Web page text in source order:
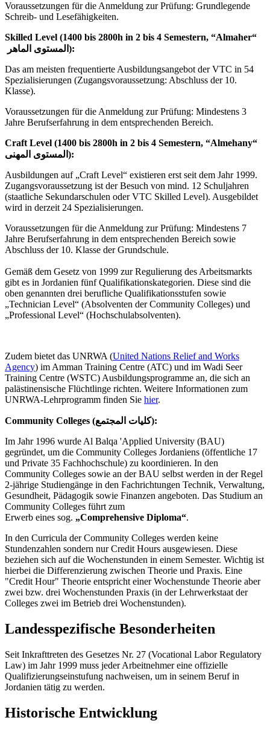
Voraussetzungen für die Anmeldung zur Prüfung: Grundlegende
Schreib- und Lesefähigkeiten.
Skilled Level (1400 bis 2800h in 2 bis 4 Semestern, “Almaher“
المستوى الماهر):
Das am meisten frequentierte Ausbildungsangebot der VTC in 54
Spezialisierungen (Zugangsvoraussetzung: Abschluss der 10.
Klasse).
Voraussetzungen für die Anmeldung zur Prüfung: Mindestens 3
Jahre Berufserfahrung in dem entsprechenden Bereich.
Craft Level (1400 bis 2800h in 2 bis 4 Semestern, “Almehany“
المستوى المهنى):
Ausbildungen auf „Craft Level“ existieren erst seit dem Jahr 1999.
Zugangsvoraussetzung ist der Besuch von mind. 12 Schuljahren
(staatliche Sekundarschulen oder VTC Skilled Level). Ausgebildet
wird in derzeit 24 Spezialisierungen.
Voraussetzungen für die Anmeldung zur Prüfung: Mindestens 7
Jahre Berufserfahrung in dem entsprechenden Bereich sowie
Abschluss der 10. Klasse der Grundschule.
Gemäß dem Gesetz von 1999 zur Regulierung des Arbeitsmarkts
gibt es in Jordanien fünf Qualifikationskategorien. Diese sind die
oben genannten drei berufliche Qualifikationsstufen sowie
„Technician Level“ (Absolventen der Community Colleges) und
„Professional Level“ (Hochschulabsolventen).
Zudem bietet das UNRWA (United Nations Relief and Works
Agency) im Amman Training Centre (ATC) und im Wadi Seer
Training Centre (WSTC) Ausbildungsprogramme an, die sich an
palästinensische Flüchtlinge richten. Weitere Informationen zum
UNRWA-Lehrprogramm finden Sie hier.
Community Colleges (كليات المجتمع):
Im Jahr 1996 wurde Al Balqa 'Applied University (BAU)
gegründet, um die Community Colleges Jordaniens (öffentliche 17
und Private 35 Fachhochschule) zu koordinieren. In den
Community Colleges sowie an der BAU selbst werden in der Regel
2-jährige Studiengänge in den Fachrichtungen Technik, Verwaltung,
Gesundheit, Pädagogik sowie Finanzen angeboten. Das Studium an
Community Colleges führt zum
Erwerb eines sog. „Comprehensive Diploma“.
In den Curricula der Community Colleges werden keine
Stundenzahlen sondern nur Credit Hours ausgewiesen. Diese
beziehen sich auf die Wochenstunden in einem Semester. Wichtig ist
hierbei die Differenzierung zwischen Theorie und Praxis. Eine
"Credit Hour" Theorie entspricht einer Wochenstunde Theorie aber
zwei bzw. drei Wochenstunden Praxis (in der Lehrwerkstaat der
Colleges zwei im Betrieb drei Wochenstunden).
Landesspezifische Besonderheiten
Seit Inkrafttreten des Gesetzes Nr. 27 (Vocational Labor Regulatory
Law) im Jahr 1999 muss jeder Arbeitnehmer eine offizielle
Qualifizierungseinstufung nachweisen, um in seinem Beruf in
Jordanien tätig zu werden.
Historische Entwicklung